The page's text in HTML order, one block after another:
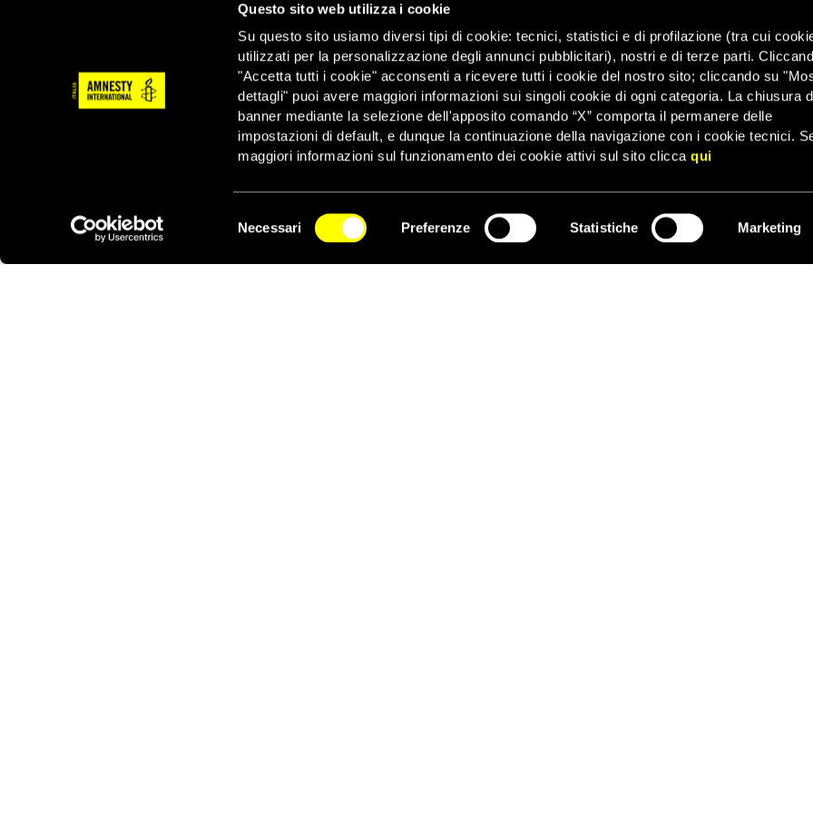
Questo sito web utilizza i cookie
Su questo sito usiamo diversi tipi di cookie: tecnici, statistici e di profilazione (tra cui
utilizzati per la personalizzazione degli annunci pubblicitari), nostri e di terze parti.
"Accetta tutti i cookie" acconsenti a ricevere tutti i cookie del nostro sito; cliccando su
dettagli" puoi avere maggiori informazioni sui singoli cookie di ogni categoria. La chiusura
banner mediante la selezione dell'apposito comando “X” comporta il permanere delle
impostazioni di default, e dunque la continuazione della navigazione con i cookie tecnici.
maggiori informazioni sul funzionamento dei cookie attivi sul sito cliccaqui
del
Necessari Preferenze Statistiche Marketing
annunciate dalle autorità siano indipendenti, imparziali e approfondite e siano giudicate
d’impunità hanno eroso lo stato di diritto in Egitto. Indagini efficaci e trasparenti, in
alle vittime e ai loro familiari, potrebbero essere lo strumento per restituire fiducia e fare
la riconciliazione nazionale. Qualunque forma l’indagine assumerà, dovrà essere in linea
internazionali, che prevedono tra l’altro il potere di chiamare l’esercito o altre autorità a
condotta’ – ha concluso Sahraoui.
NEWSLETTER ISCRIVITI